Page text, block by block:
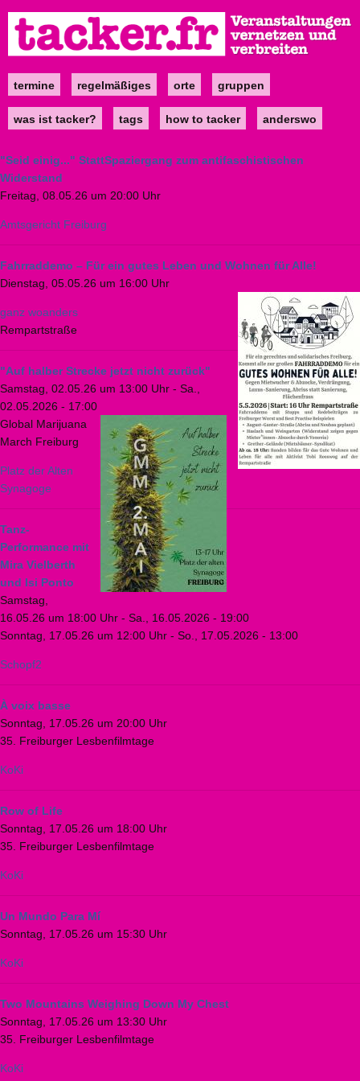
zum
Inhalt
Maintermine regelmäßiges orte gruppen
was ist tacker? tags how to tacker anderswo
"Seid einig..." StattSpaziergang zum antifaschistischen
Widerstand
Freitag, 08.05.26 um 20:00 Uhr
Amtsgericht Freiburg
Fahrraddemo – Für ein gutes Leben und Wohnen für Alle!
Dienstag, 05.05.26 um 16:00 Uhr
ganz woanders
Rempartstraße
"Auf halber Strecke jetzt nicht zurück"
Samstag, 02.05.26 um 13:00 Uhr - Sa.,
02.05.2026 - 17:00
Global Marijuana
March Freiburg
Platz der Alten
Synagoge
Tanz-
Performance mit
Mira Vielberth
und Isi Ponto
Samstag,
16.05.26 um 18:00 Uhr - Sa., 16.05.2026 - 19:00
Sonntag, 17.05.26 um 12:00 Uhr - So., 17.05.2026 - 13:00
Schopf2
À voix basse
Sonntag, 17.05.26 um 20:00 Uhr
35. Freiburger Lesbenfilmtage
KoKi
Row of Life
Sonntag, 17.05.26 um 18:00 Uhr
35. Freiburger Lesbenfilmtage
KoKi
Un Mundo Para Mí
Sonntag, 17.05.26 um 15:30 Uhr
KoKi
Two Mountains Weighing Down My Chest
Sonntag, 17.05.26 um 13:30 Uhr
35. Freiburger Lesbenfilmtage
KoKi